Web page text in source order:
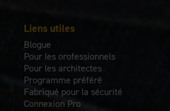
Liens utiles
Blogue
Pour les orofessionnels
Pour les architectes
Programme préféré
Fabriqué pour la sécurité
Connexion Pro